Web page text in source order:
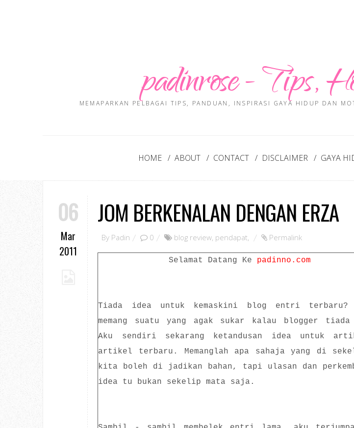
padinrose - Tips,
MEMAPARKAN PELBAGAI TIPS, PANDUAN, INSPIRASI GAYA HIDUP DAN
HOME ABOUT CONTACT DISCLAIMER GAYA
06
Mar
2011
JOM BERKENALAN DENGAN ERZA
By Padin 0 blog review, pendapat, Permalink
Selamat Datang Ke padinno.com
Tiada idea untuk kemaskini blog entri terbaru?
memang suatu yang agak sukar kalau blogger
Aku sendiri sekarang ketandusan idea untuk
artikel terbaru. Memanglah apa sahaja yang di
kita boleh di jadikan bahan, tapi ulasan dan
idea tu bukan sekelip mata saja.